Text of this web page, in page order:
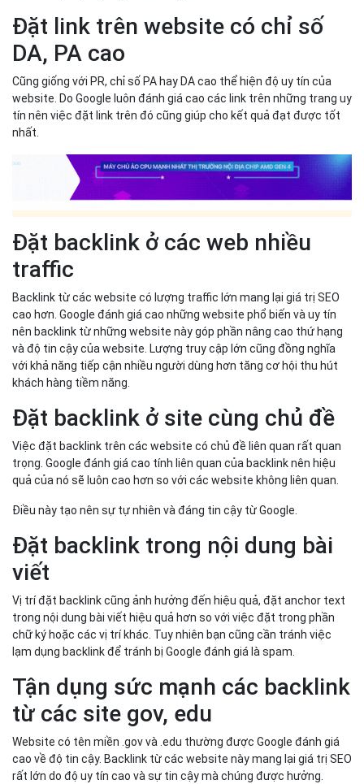
Đặt link trên website có chỉ số
DA, PA cao
Cũng giống với PR, chỉ số PA hay DA cao thể hiện độ uy tín của
website. Do Google luôn đánh giá cao các link trên những trang uy
tín nên việc đặt link trên đó cũng giúp cho kết quả đạt được tốt
nhất.
Đặt backlink ở các web nhiều
traffic
Backlink từ các website có lượng traffic lớn mang lại giá trị SEO
cao hơn. Google đánh giá cao những website phổ biến và uy tín
nên backlink từ những website này góp phần nâng cao thứ hạng
và độ tin cậy của website. Lượng truy cập lớn cũng đồng nghĩa
với khả năng tiếp cận nhiều người dùng hơn tăng cơ hội thu hút
khách hàng tiềm năng.
Đặt backlink ở site cùng chủ đề
Việc đặt backlink trên các website có chủ đề liên quan rất quan
trọng. Google đánh giá cao tính liên quan của backlink nên hiệu
quả của nó sẽ luôn cao hơn so với các website không liên quan.
Điều này tạo nên sự tự nhiên và đáng tin cậy từ Google.
Đặt backlink trong nội dung bài
viết
Vị trí đặt backlink cũng ảnh hưởng đến hiệu quả, đặt anchor text
trong nội dung bài viết hiệu quả hơn so với việc đặt trong phần
chữ ký hoặc các vị trí khác. Tuy nhiên bạn cũng cần tránh việc
lạm dụng backlink để tránh bị Google đánh giá là spam.
Tận dụng sức mạnh các backlink
từ các site gov, edu
Website có tên miền .gov và .edu thường được Google đánh giá
cao về độ tin cậy. Backlink từ các website này mang lại giá trị SEO
rất lớn do độ uy tín cao và sự tin cậy mà chúng được hưởng.